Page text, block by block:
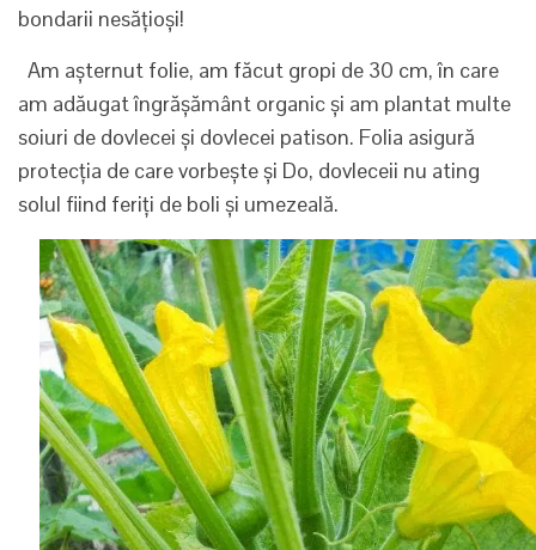
bondarii nesățioși!
Am așternut folie, am făcut gropi de 30 cm, în care
am adăugat îngrășământ organic și am plantat multe
soiuri de dovlecei și dovlecei patison. Folia asigură
protecția de care vorbește și Do, dovleceii nu ating
solul fiind feriți de boli și umezeală.